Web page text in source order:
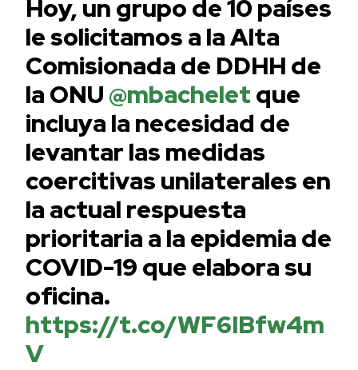
Hoy, un grupo de 10 países
le solicitamos a la Alta
Comisionada de DDHH de
la ONU @mbachelet que
incluya la necesidad de
levantar las medidas
coercitivas unilaterales en
la actual respuesta
prioritaria a la epidemia de
COVID-19 que elabora su
oficina.
https://t.co/WF6IBfw4m
V